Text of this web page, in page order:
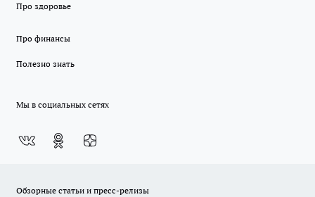
Про здоровье
Про финансы
Полезно знать
Мы в социальных сетях
Обзорные статьи и пресс-релизы